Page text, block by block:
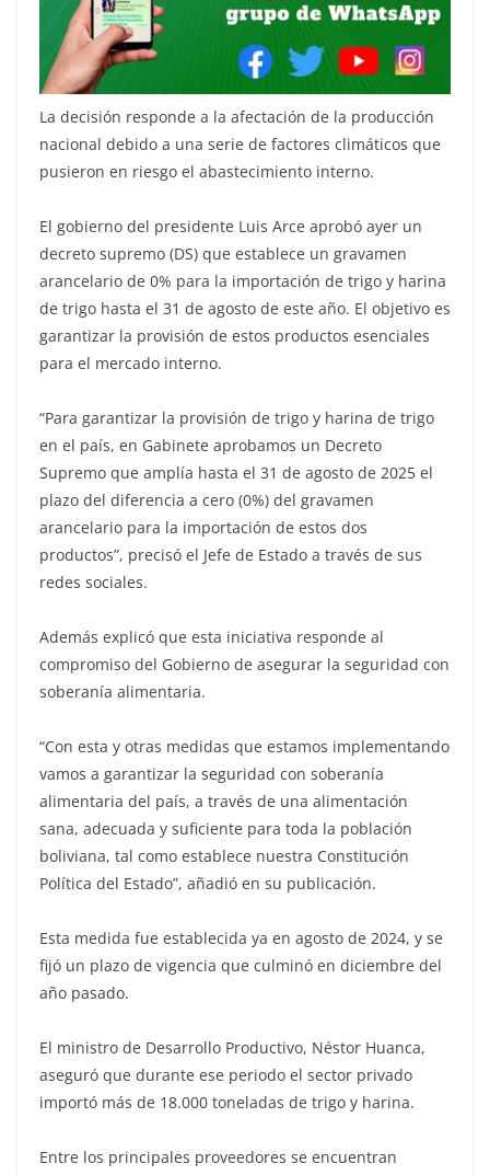
La decisión responde a la afectación de la producción
nacional debido a una serie de factores climáticos que
pusieron en riesgo el abastecimiento interno.
El gobierno del presidente Luis Arce aprobó ayer un
decreto supremo (DS) que establece un gravamen
arancelario de 0% para la importación de trigo y harina
de trigo hasta el 31 de agosto de este año. El objetivo es
garantizar la provisión de estos productos esenciales
para el mercado interno.
“Para garantizar la provisión de trigo y harina de trigo
en el país, en Gabinete aprobamos un Decreto
Supremo que amplía hasta el 31 de agosto de 2025 el
plazo del diferencia a cero (0%) del gravamen
arancelario para la importación de estos dos
productos”, precisó el Jefe de Estado a través de sus
redes sociales.
Además explicó que esta iniciativa responde al
compromiso del Gobierno de asegurar la seguridad con
soberanía alimentaria.
“Con esta y otras medidas que estamos implementando
vamos a garantizar la seguridad con soberanía
alimentaria del país, a través de una alimentación
sana, adecuada y suficiente para toda la población
boliviana, tal como establece nuestra Constitución
Política del Estado”, añadió en su publicación.
Esta medida fue establecida ya en agosto de 2024, y se
fijó un plazo de vigencia que culminó en diciembre del
año pasado.
El ministro de Desarrollo Productivo, Néstor Huanca,
aseguró que durante ese periodo el sector privado
importó más de 18.000 toneladas de trigo y harina.
Entre los principales proveedores se encuentran